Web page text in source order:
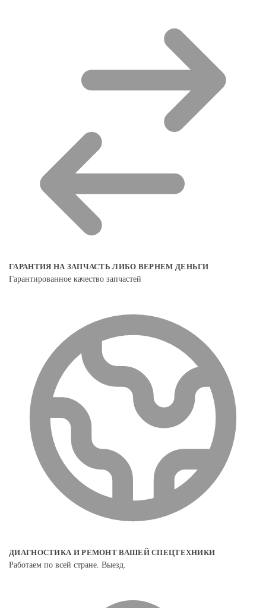
ГАРАНТИЯ НА ЗАПЧАСТЬ ЛИБО ВЕРНЕМ ДЕНЬГИ
Гарантированное качество запчастей
ДИАГНОСТИКА И РЕМОНТ ВАШЕЙ СПЕЦТЕХНИКИ
Работаем по всей стране. Выезд.